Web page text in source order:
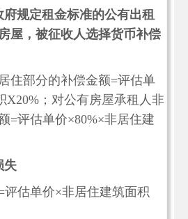
府规定租金标准的公有出租
屋，被征收人选择货币补偿
住部分的补偿金额=评估单
X20%；对公有房屋承租人非
=评估单价×80%×非居住建
失
评估单价×非居住建筑面积